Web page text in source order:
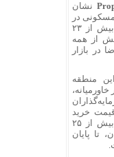
نشان
در
مناطق مرکزی دبی طی سال گذشته بیش از ۲۳
از همه
در بازار
این منطقه
خرید
ملک در پالم جمیرا طی سال گذشته بیش از ۲۵
تا پایان